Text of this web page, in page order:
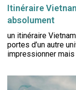
Itinéraire
absolument
un itinéraire
portes d’un autre
impressionner